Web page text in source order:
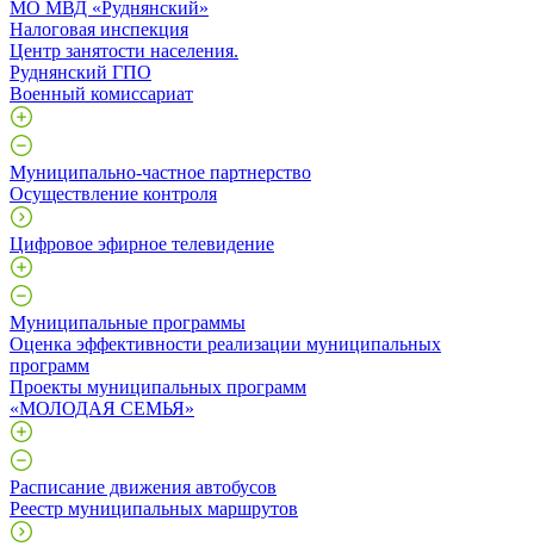
МО МВД «Руднянский»
Налоговая инспекция
Центр занятости населения.
Руднянский ГПО
Военный комиссариат
Муниципально-частное партнерство
Осуществление контроля
Цифровое эфирное телевидение
Муниципальные программы
Оценка эффективности реализации муниципальных
программ
Проекты муниципальных программ
«МОЛОДАЯ СЕМЬЯ»
Расписание движения автобусов
Реестр муниципальных маршрутов